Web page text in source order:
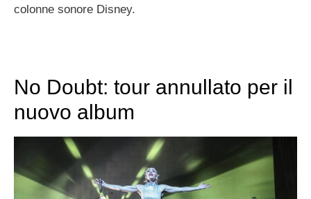
colonne sonore Disney.
No Doubt: tour annullato per il
nuovo album